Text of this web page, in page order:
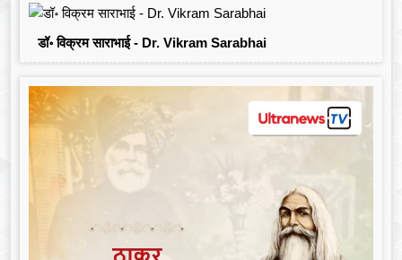
डॉ॰ विक्रम साराभाई - Dr. Vikram Sarabhai